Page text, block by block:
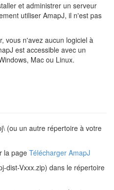
et administrer un serveur
utiliser AmapJ, il n'est pas
vous n'avez aucun logiciel à
est accessible avec un
Mac ou Linux.
(ou un autre répertoire à votre
la page Télécharger AmapJ
dist-Vxxx.zip) dans le répertoire